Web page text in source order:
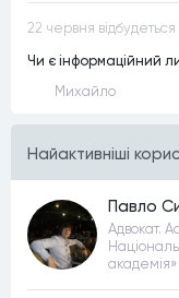
Чи є інформаційний
Михайло
Найактивнiшi
Павло
Адвокат.
академія»